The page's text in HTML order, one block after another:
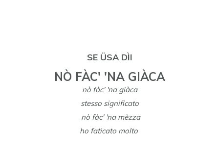
SE ÜSA DÌI
NÒ FÀC' 'NA GIÀCA
nò fàc' 'na giàca
stesso significato
nò fàc' 'na mèzza
ho faticato molto